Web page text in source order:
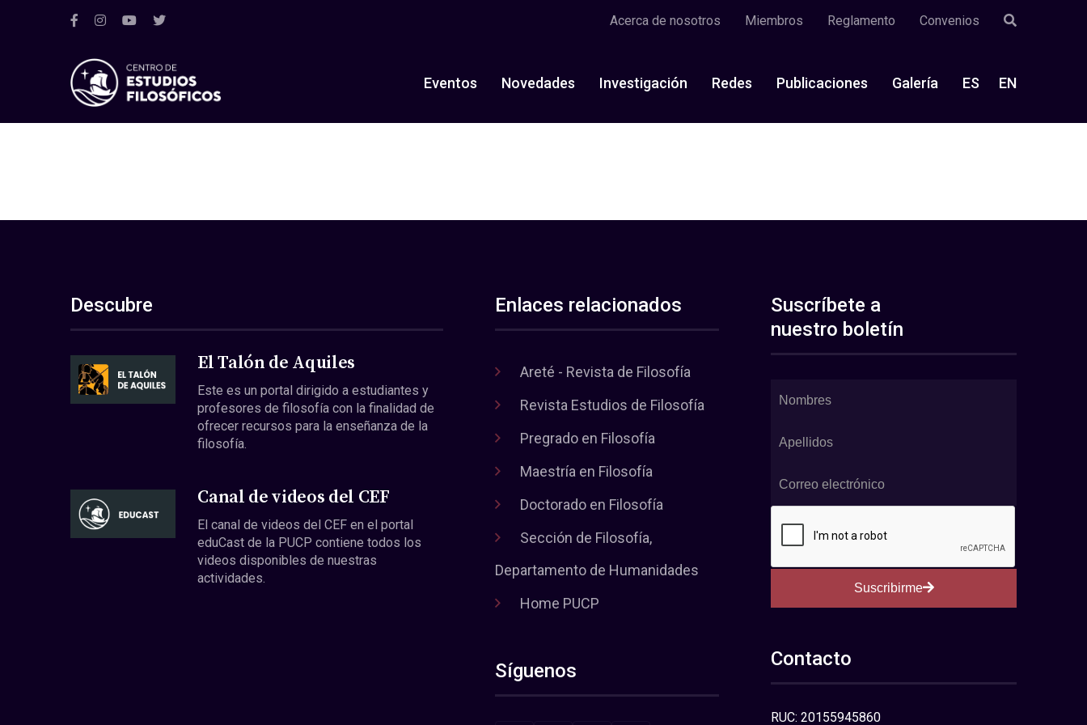
Acerca de nosotros Miembros Reglamento Convenios
Eventos Novedades Investigación Redes Publicaciones Galería ES EN
Descubre
El Talón de Aquiles
Este es un portal dirigido a estudiantes y
profesores de filosofía con la finalidad de
ofrecer recursos para la enseñanza de la
filosofía.
Canal de videos del CEF
El canal de videos del CEF en el portal
eduCast de la PUCP contiene todos los
videos disponibles de nuestras
actividades.
Enlaces relacionados
Areté - Revista de Filosofía
Revista Estudios de Filosofía
Pregrado en Filosofía
Maestría en Filosofía
Doctorado en Filosofía
Sección de Filosofía,
Departamento de Humanidades
Home PUCP
Síguenos
Suscríbete a
nuestro boletín
Suscribirme
Contacto
RUC: 20155945860